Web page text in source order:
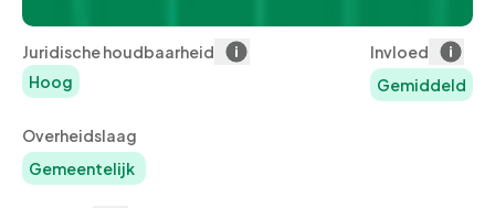
Juridische houdbaarheid
Hoog
Invloed
Gemiddeld
Overheidslaag
Gemeentelijk